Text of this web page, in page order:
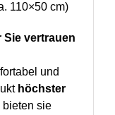
110×50 cm)
Sie vertrauen
und
höchster
bieten sie